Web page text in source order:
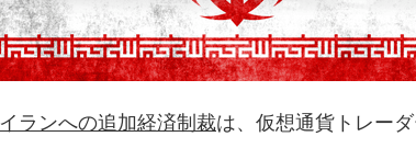
イランへの追加経済制裁は、仮想通貨トレー